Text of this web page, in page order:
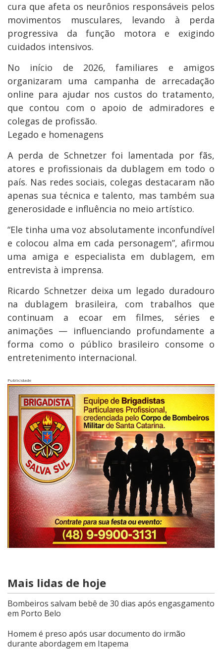
cura que afeta os neurônios responsáveis pelos
movimentos musculares, levando à perda
progressiva da função motora e exigindo
cuidados intensivos.
No início de 2026, familiares e amigos
organizaram uma campanha de arrecadação
online para ajudar nos custos do tratamento,
que contou com o apoio de admiradores e
colegas de profissão.
Legado e homenagens
A perda de Schnetzer foi lamentada por fãs,
atores e profissionais da dublagem em todo o
país. Nas redes sociais, colegas destacaram não
apenas sua técnica e talento, mas também sua
generosidade e influência no meio artístico.
“Ele tinha uma voz absolutamente inconfundível
e colocou alma em cada personagem”, afirmou
uma amiga e especialista em dublagem, em
entrevista à imprensa.
Ricardo Schnetzer deixa um legado duradouro
na dublagem brasileira, com trabalhos que
continuam a ecoar em filmes, séries e
animações — influenciando profundamente a
forma como o público brasileiro consome o
entretenimento internacional.
Publicidade
Mais lidas de hoje
Bombeiros salvam bebê de 30 dias após engasgamento
em Porto Belo
Homem é preso após usar documento do irmão
durante abordagem em Itapema